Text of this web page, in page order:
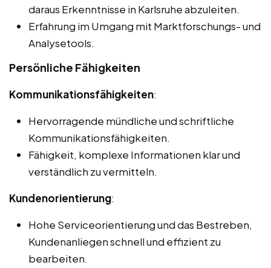
daraus Erkenntnisse in Karlsruhe abzuleiten.
Erfahrung im Umgang mit Marktforschungs- und
Analysetools.
Persönliche Fähigkeiten
Kommunikationsfähigkeiten:
Hervorragende mündliche und schriftliche
Kommunikationsfähigkeiten.
Fähigkeit, komplexe Informationen klar und
verständlich zu vermitteln.
Kundenorientierung:
Hohe Serviceorientierung und das Bestreben,
Kundenanliegen schnell und effizient zu
bearbeiten.